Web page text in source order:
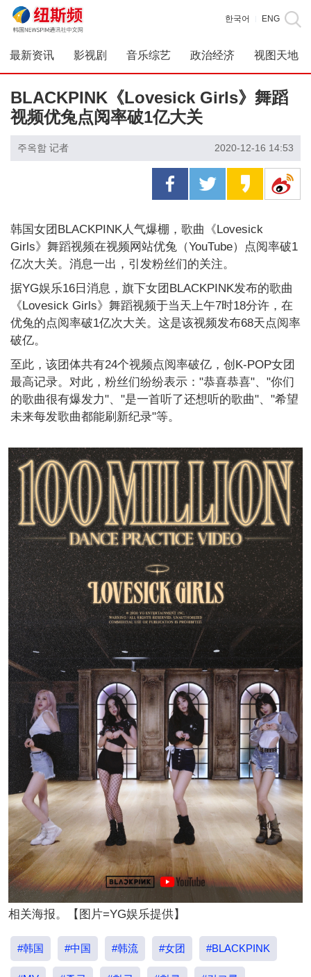
한국어 ENG
最新资讯 影视剧 音乐综艺 政治经济 视图天地
BLACKPINK《Lovesick Girls》舞蹈
视频优兔点阅率破1亿大关
주옥함 记者 2020-12-16 14:53
韩国女团BLACKPINK人气爆棚，歌曲《Lovesick
Girls》舞蹈视频在视频网站优兔（YouTube）点阅率破1
亿次大关。消息一出，引发粉丝们的关注。
据YG娱乐16日消息，旗下女团BLACKPINK发布的歌曲
《Lovesick Girls》舞蹈视频于当天上午7时18分许，在
优兔的点阅率破1亿次大关。这是该视频发布68天点阅率
破亿。
至此，该团体共有24个视频点阅率破亿，创K-POP女团
最高记录。对此，粉丝们纷纷表示："恭喜恭喜"、"你们
的歌曲很有爆发力"、"是一首听了还想听的歌曲"、"希望
未来每发歌曲都能刷新纪录"等。
相关海报。【图片=YG娱乐提供】
#韩国 #中国 #韩流 #女团 #BLACKPINK